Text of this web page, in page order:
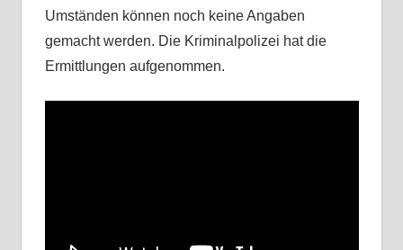
Umständen können noch keine Angaben
gemacht werden. Die Kriminalpolizei hat die
Ermittlungen aufgenommen.